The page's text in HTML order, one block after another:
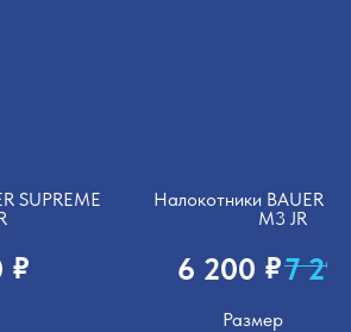
SUPREME
₽
Налокотники BAUER
M3 JR
6 200 ₽7
Размер